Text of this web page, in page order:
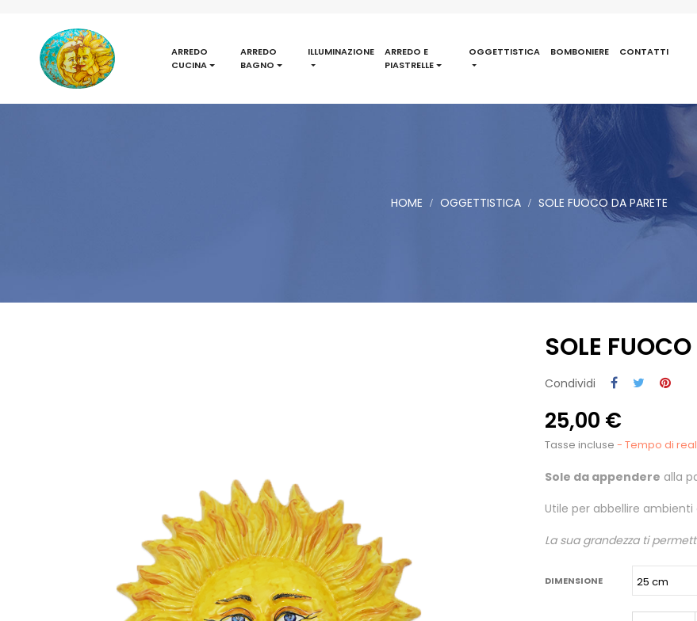
ARREDO
CUCINA
ARREDO
BAGNO
ILLUMINAZIONE
ARREDO E
PIASTRELLE
OGGETTISTICA BOMBONIERE CONTATTI
HOME OGGETTISTICA SOLE FUOCO DA PARETE
SOLE
Condividi
25,00 €
Tasse incluse - Tempo di
Sole da appendere alla
Utile per abbellire
La sua grandezza ti
DIMENSIONE